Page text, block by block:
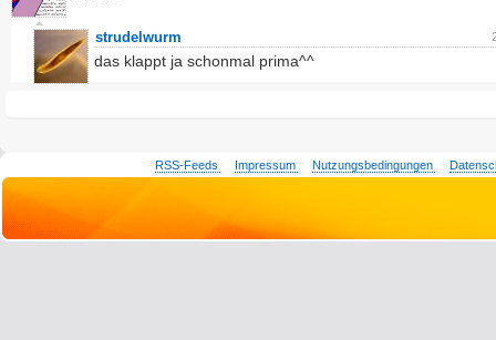
strudelwurm
das klappt ja schonmal prima^^
RSS-Feeds Impressum Nutzungsbedingungen